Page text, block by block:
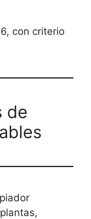
con criterio
de